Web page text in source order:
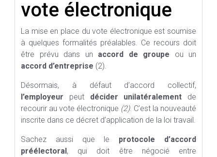
vote électronique
La mise en place du vote électronique est soumise
à quelques formalités préalables. Ce recours doit
être prévu dans un accord de groupe ou un
accord d’entreprise (2).
Désormais, à défaut d’accord collectif,
l’employeur peut décider unilatéralement de
recourir au vote électronique (2). C’est la nouveauté
inscrite dans ce décret d’application de la loi travail.
Sachez aussi que le protocole d’accord
préélectoral, qui doit être négocié entre